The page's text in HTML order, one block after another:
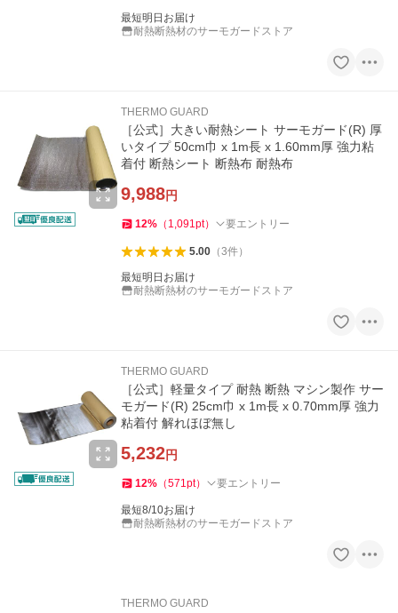
最短明日お届け
耐熱断熱材のサーモガードストア
THERMO GUARD
［公式］大きい耐熱シート サーモガード(R) 厚
いタイプ 50cm巾 x 1m長 x 1.60mm厚 強力粘
着付 断熱シート 断熱布 耐熱布
9,988円
12% （ 1,091pt） 要エントリー
5.00（3件）
最短明日お届け
耐熱断熱材のサーモガードストア
THERMO GUARD
［公式］軽量タイプ 耐熱 断熱 マシン製作 サー
モガード(R) 25cm巾 x 1m長 x 0.70mm厚 強力
粘着付 解れほぼ無し
5,232円
12% （571pt） 要エントリー
最短8/10お届け
耐熱断熱材のサーモガードストア
THERMO GUARD